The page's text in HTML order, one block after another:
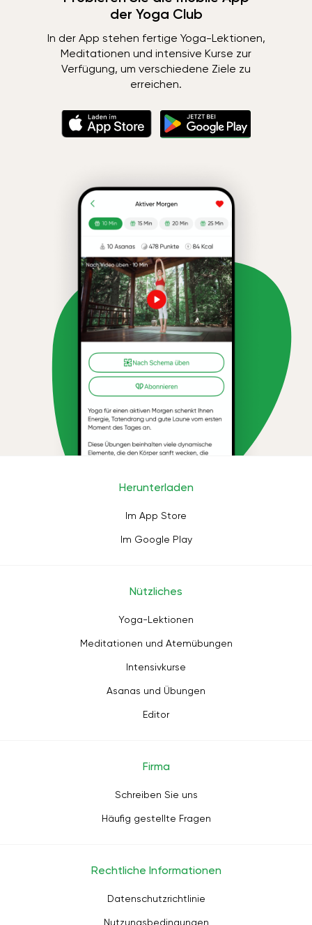
der Yoga Club
In der App stehen fertige Yoga-Lektionen,
Meditationen und intensive Kurse zur
Verfügung, um verschiedene Ziele zu
erreichen.
Herunterladen
Im App Store
Im Google Play
Nützliches
Yoga-Lektionen
Meditationen und Atemübungen
Intensivkurse
Asanas und Übungen
Editor
Firma
Schreiben Sie uns
Häufig gestellte Fragen
Rechtliche Informationen
Datenschutzrichtlinie
Nutzungsbedingungen